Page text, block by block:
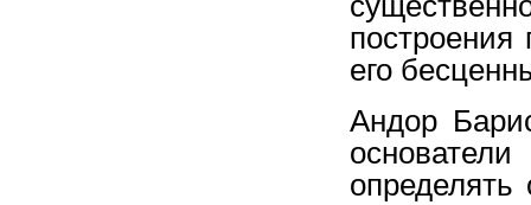
его
Андор